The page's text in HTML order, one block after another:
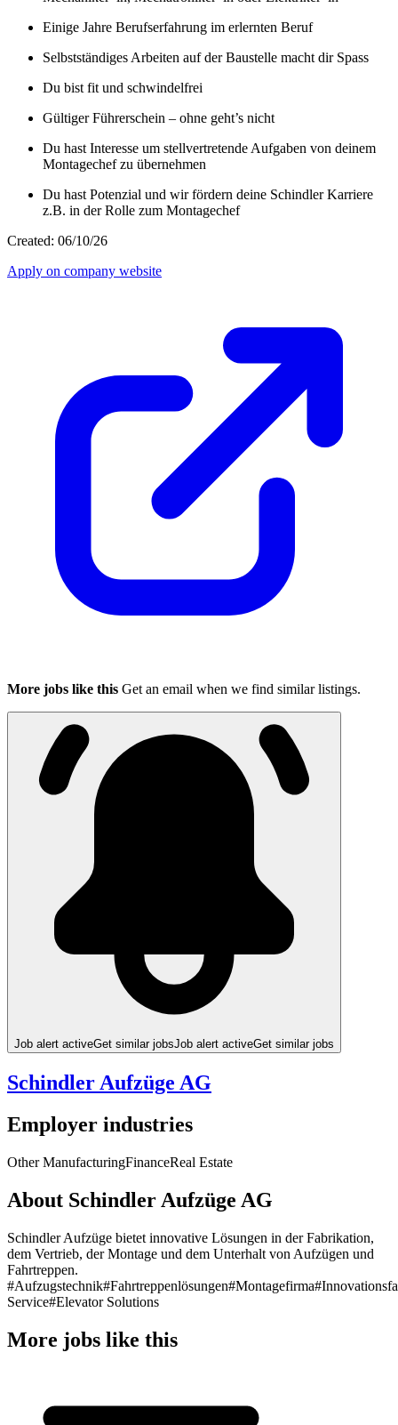
Einige Jahre Berufserfahrung im erlernten Beruf
Selbstständiges Arbeiten auf der Baustelle macht dir Spass
Du bist fit und schwindelfrei
Gültiger Führerschein – ohne geht’s nicht
Du hast Interesse um stellvertretende Aufgaben von deinem
Montagechef zu übernehmen
Du hast Potenzial und wir fördern deine Schindler Karriere
z.B. in der Rolle zum Montagechef
Created: 06/10/26
Apply on company website
More jobs like this Get an email when we find similar listings.
Job alert activeGet similar jobsJob alert activeGet similar jobs
Schindler Aufzüge AG
Employer industries
Other ManufacturingFinanceReal Estate
About Schindler Aufzüge AG
Schindler Aufzüge bietet innovative Lösungen in der Fabrikation,
dem Vertrieb, der Montage und dem Unterhalt von Aufzügen und
Fahrtreppen.
#Aufzugstechnik#Fahrtreppenlösungen#Montagefirma
Service#Elevator Solutions
More jobs like this